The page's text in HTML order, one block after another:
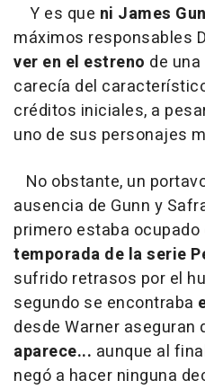
Y es que ni James
máximos responsables
ver en el estreno de
carecía del
créditos iniciales, a
uno de sus personajes
No obstante, un
ausencia de Gunn y
primero estaba ocupado
temporada de la serie
sufrido retrasos por el
segundo se encontraba
desde Warner aseguran
aparece... aunque al
negó a hacer ninguna